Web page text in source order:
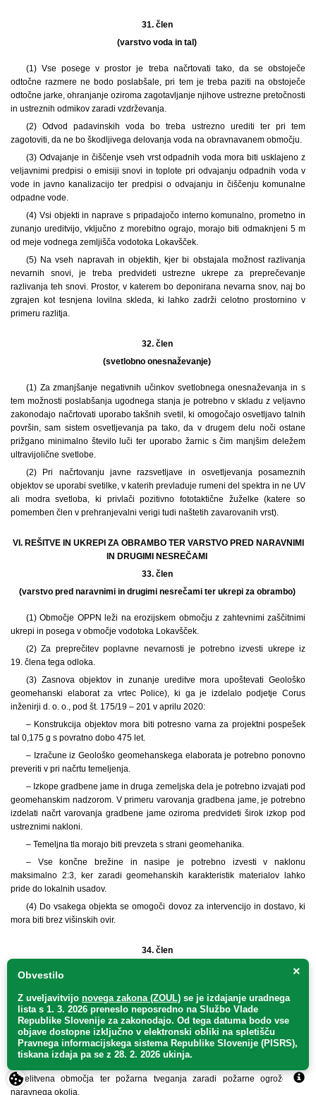
31. člen
(varstvo voda in tal)
(1) Vse posege v prostor je treba načrtovati tako, da se obstoječe
odtočne razmere ne bodo poslabšale, pri tem je treba paziti na obstoječe
odtočne jarke, ohranjanje oziroma zagotavljanje njihove ustrezne pretočnosti
in ustreznih odmikov zaradi vzdrževanja.
(2) Odvod padavinskih voda bo treba ustrezno urediti ter pri tem
zagotoviti, da ne bo škodljivega delovanja voda na obravnavanem območju.
(3) Odvajanje in čiščenje vseh vrst odpadnih voda mora biti usklajeno z
veljavnimi predpisi o emisiji snovi in toplote pri odvajanju odpadnih voda v
vode in javno kanalizacijo ter predpisi o odvajanju in čiščenju komunalne
odpadne vode.
(4) Vsi objekti in naprave s pripadajočo interno komunalno, prometno in
zunanjo ureditvijo, vključno z morebitno ograjo, morajo biti odmaknjeni 5 m
od meje vodnega zemljišča vodotoka Lokavšček.
(5) Na vseh napravah in objektih, kjer bi obstajala možnost razlivanja
nevarnih snovi, je treba predvideti ustrezne ukrepe za preprečevanje
razlivanja teh snovi. Prostor, v katerem bo deponirana nevarna snov, naj bo
zgrajen kot tesnjena lovilna skleda, ki lahko zadrži celotno prostornino v
primeru razlitja.
32. člen
(svetlobno onesnaževanje)
(1) Za zmanjšanje negativnih učinkov svetlobnega onesnaževanja in s
tem možnosti poslabšanja ugodnega stanja je potrebno v skladu z veljavno
zakonodajo načrtovati uporabo takšnih svetil, ki omogočajo osvetljavo talnih
površin, sam sistem osvetljevanja pa tako, da v drugem delu noči ostane
prižgano minimalno število luči ter uporabo žarnic s čim manjšim deležem
ultravijolične svetlobe.
(2) Pri načrtovanju javne razsvetljave in osvetljevanja posameznih
objektov se uporabi svetilke, v katerih prevladuje rumeni del spektra in ne UV
ali modra svetloba, ki privlači pozitivno fototaktične žuželke (katere so
pomemben člen v prehranjevalni verigi tudi naštetih zavarovanih vrst).
VI. REŠITVE IN UKREPI ZA OBRAMBO TER VARSTVO PRED NARAVNIMI
IN DRUGIMI NESREČAMI
33. člen
(varstvo pred naravnimi in drugimi nesrečami ter ukrepi za obrambo)
(1) Območje OPPN leži na erozijskem območju z zahtevnimi zaščitnimi
ukrepi in posega v območje vodotoka Lokavšček.
(2) Za preprečitev poplavne nevarnosti je potrebno izvesti ukrepe iz
19. člena tega odloka.
(3) Zasnova objektov in zunanje ureditve mora upoštevati Geološko
geomehanski elaborat za vrtec Police), ki ga je izdelalo podjetje Corus
inženirji d. o. o., pod št. 175/19 – 201 v aprilu 2020:
– Konstrukcija objektov mora biti potresno varna za projektni pospešek
tal 0,175 g s povratno dobo 475 let.
– Izračune iz Geološko geomehanskega elaborata je potrebno ponovno
preveriti v pri načrtu temeljenja.
– Izkope gradbene jame in druga zemeljska dela je potrebno izvajati pod
geomehanskim nadzorom. V primeru varovanja gradbena jame, je potrebno
izdelati načrt varovanja gradbene jame oziroma predvideti širok izkop pod
ustreznimi nakloni.
– Temeljna tla morajo biti prevzeta s strani geomehanika.
– Vse končne brežine in nasipe je potrebno izvesti v naklonu
maksimalno 2:3, ker zaradi geomehanskih karakteristik materialov lahko
pride do lokalnih usadov.
(4) Do vsakega objekta se omogoči dovoz za intervencijo in dostavo, ki
mora biti brez višinskih ovir.
34. člen
(1) Pri pripravi projektne dokumentacije je treba s področja varstva pred
požarom:
– Opredeliti je treba dopustna požarna tveganja, ki so povezana s
povečano možnostjo nastanka požara zaradi uporabe požarno nevarnih
snovi in tehnoloških postopkov v objektih, ki bodo namenjeni poslovni in
poselitvena območja ter požarna tveganja zaradi požarne ogroženosti
naravnega okolja.
×
Obvestilo
Z uveljavitvijo novega zakona (ZOUL) se je izdajanje uradnega
lista s 1. 3. 2026 preneslo neposredno na Službo Vlade
Republike Slovenije za zakonodajo. Od tega datuma bodo vse
objave dostopne izključno v elektronski obliki na spletišču
Pravnega informacijskega sistema Republike Slovenije (PISRS),
tiskana izdaja pa se z 28. 2. 2026 ukinja.